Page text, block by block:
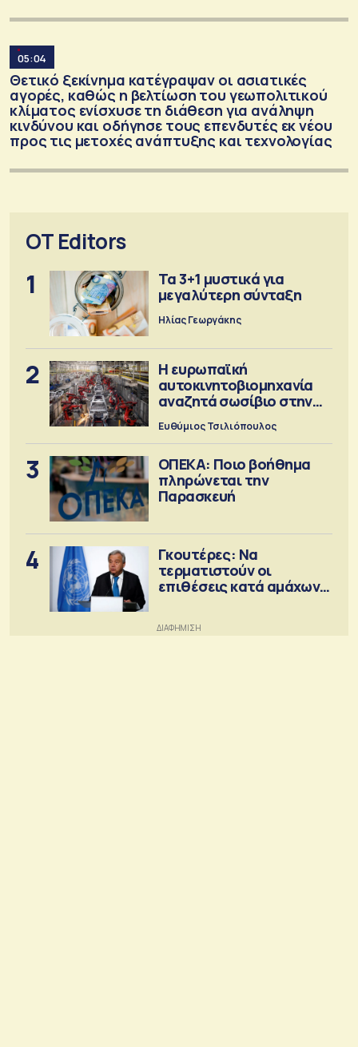
05:04
Θετικό ξεκίνημα κατέγραψαν οι ασιατικές
αγορές, καθώς η βελτίωση του γεωπολιτικού
κλίματος ενίσχυσε τη διάθεση για ανάληψη
κινδύνου και οδήγησε τους επενδυτές εκ νέου
προς τις μετοχές ανάπτυξης και τεχνολογίας
OT Editors
1
Τα 3+1 μυστικά για
μεγαλύτερη σύνταξη
Ηλίας Γεωργάκης
2
Η ευρωπαϊκή
αυτοκινητοβιομηχανία
αναζητά σωσίβιο στην
Κίνα
Ευθύμιος Τσιλιόπουλος
3
ΟΠΕΚΑ: Ποιο βοήθημα
πληρώνεται την
Παρασκευή
4
Γκουτέρες: Να
τερματιστούν οι
επιθέσεις κατά αμάχων